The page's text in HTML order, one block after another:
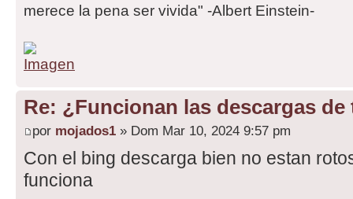
merece la pena ser vivida" -Albert Einstein-
Re: ¿Funcionan las descargas
por mojados1 » Dom Mar 10, 2024 9:57 pm
Con el bing descarga bien no estan
funciona